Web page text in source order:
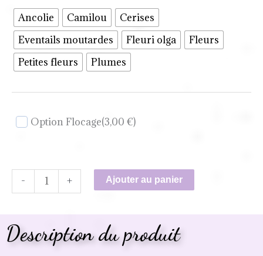
Ancolie
Camilou
Cerises
Eventails moutardes
Fleuri olga
Fleurs
Petites fleurs
Plumes
Option Flocage(3,00 €)
-
de
Porte
clés
personnalisable
+ Ajouter au panier
Description du produit